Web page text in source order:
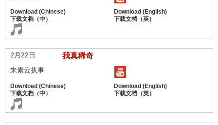
2月22日 我真稀奇
朱素云执事